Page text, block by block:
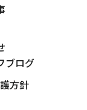
ブログ
方針